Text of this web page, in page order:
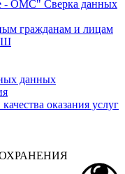
- ОМС" Сверка данных
гражданам и лицам
данных
оказания услуг